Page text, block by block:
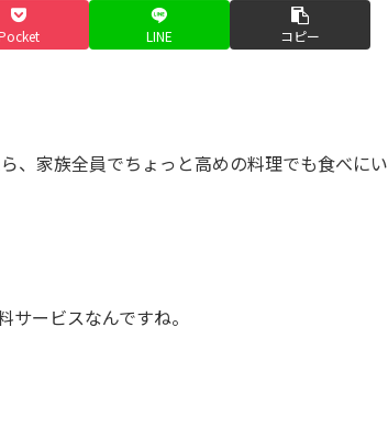
LINE コピー
、家族全員でちょっと高めの料理でも食べにい
ービスなんですね。